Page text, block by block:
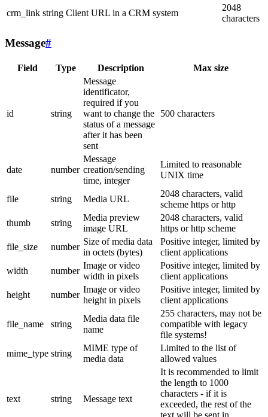
crm_link string Client URL in a CRM system
2048
characters
Message#
Field Type Description Max size
id string
Message
identificator,
required if you
want to change the
status of a message
after it has been
sent
500 characters
date number
Message
creation/sending
time, integer
Limited to reasonable
UNIX time
file string Media URL
2048 characters, valid
scheme https or http
thumb
string
Media preview
image URL
2048 characters, valid
https or http scheme
file_size
number
Size of media data
in octets (bytes)
Positive integer, limited by
client applications
width
number
Image or video
width in pixels
Positive integer, limited by
client applications
height
number
Image or video
height in pixels
Positive integer, limited by
client applications
file_name string
Media data file
name
255 characters, may not be
compatible with legacy
file systems!
mime_type string
MIME type of
media data
Limited to the list of
allowed values
text string Message text
It is recommended to limit
the length to 1000
characters - if it is
exceeded, the rest of the
text will be sent in